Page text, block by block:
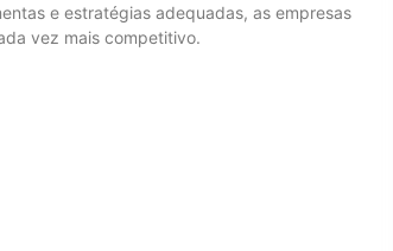
e estratégias adequadas, as empresas
vez mais competitivo.